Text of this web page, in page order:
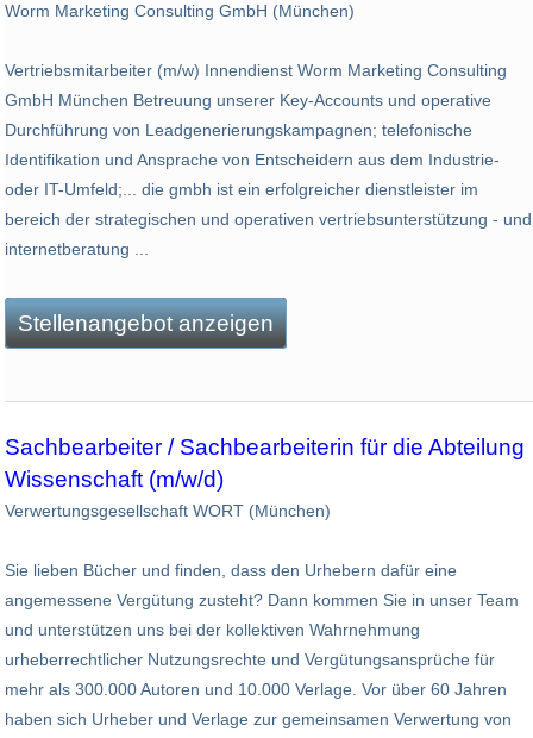
Worm Marketing Consulting GmbH (München)
Vertriebsmitarbeiter (m/w) Innendienst Worm Marketing Consulting
GmbH München Betreuung unserer Key-Accounts und operative
Durchführung von Leadgenerierungskampagnen; telefonische
Identifikation und Ansprache von Entscheidern aus dem Industrie-
oder IT-Umfeld;... die gmbh ist ein erfolgreicher dienstleister im
bereich der strategischen und operativen vertriebsunterstützung - und
internetberatung ...
Stellenangebot anzeigen
Sachbearbeiter / Sachbearbeiterin für die Abteilung
Wissenschaft (m/w/d)
Verwertungsgesellschaft WORT (München)
Sie lieben Bücher und finden, dass den Urhebern dafür eine
angemessene Vergütung zusteht? Dann kommen Sie in unser Team
und unterstützen uns bei der kollektiven Wahrnehmung
urheberrechtlicher Nutzungsrechte und Vergütungsansprüche für
mehr als 300.000 Autoren und 10.000 Verlage. Vor über 60 Jahren
haben sich Urheber und Verlage zur gemeinsamen Verwertung von